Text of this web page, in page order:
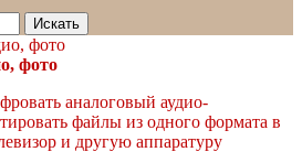
фото
аналоговый аудио-
файлы из одного формата в
и другую аппаратуру